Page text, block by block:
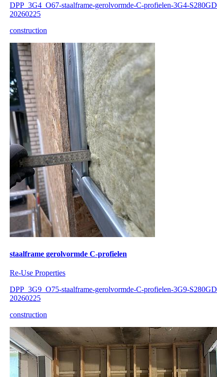
DPP_3G4_O67-staalframe-gerolvormde-C-profielen-3G4-
20260225
construction
staalframe gerolvormde C-profielen
Re-Use Properties
DPP_3G9_O75-staalframe-gerolvormde-C-profielen-3G9-
20260225
construction